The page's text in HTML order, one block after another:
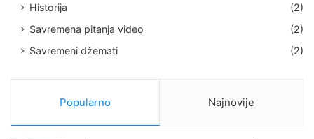
Historija
(2)
Savremena pitanja video
(2)
Savremeni džemati
(2)
Popularno Najnovije